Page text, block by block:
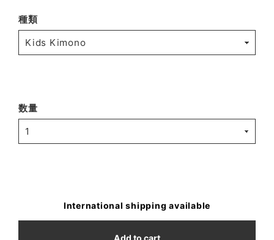
種類
数量
International shipping available